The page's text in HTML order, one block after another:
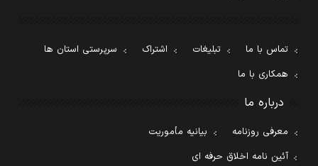
تماس با ما تبلیغات اشتراک
سرپرستی استان ها
همکاری با ما
درباره ما
معرفی روزنامه
بیانیه مأموریت
آئین نامه اخلاق حرفه ای